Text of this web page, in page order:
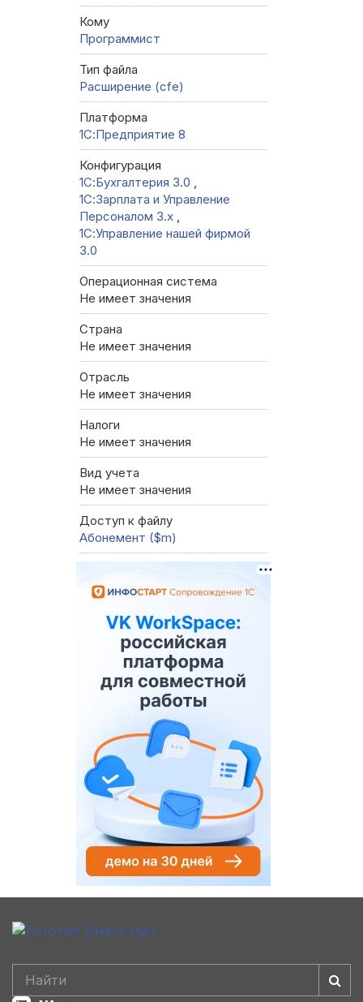
Кому
Программист
Тип файла
Расширение (cfe)
Платформа
1С:Предприятие 8
Конфигурация
1С:Бухгалтерия 3.0 ,
1С:Зарплата и Управление
Персоналом 3.x ,
1С:Управление нашей фирмой
3.0
Операционная система
Не имеет значения
Страна
Не имеет значения
Отрасль
Не имеет значения
Налоги
Не имеет значения
Вид учета
Не имеет значения
Доступ к файлу
Абонемент ($m)